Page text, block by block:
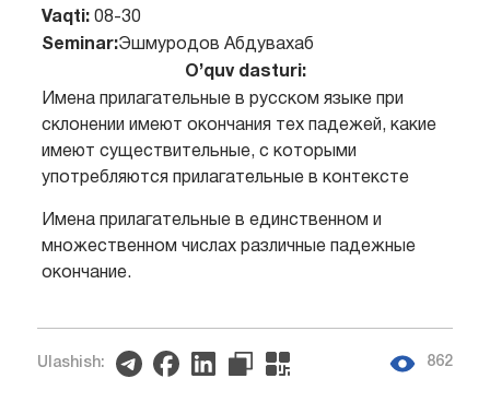
Vaqti:08-30
Seminar:Эшмуродов Абдувахаб
O’quv dasturi:
Имена прилагательные в русском языке при
склонении имеют окончания тех падежей, какие
имеют существительные, с которыми
употребляются прилагательные в контексте
Имена прилагательные в единственном и
множественном числах различные падежные
окончание.
Ulashish: 862